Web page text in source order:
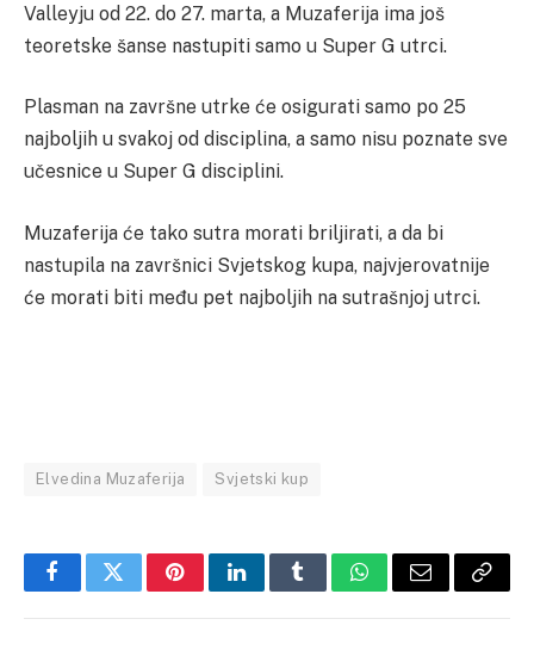
Valleyju od 22. do 27. marta, a Muzaferija ima još
teoretske šanse nastupiti samo u Super G utrci.
Plasman na završne utrke će osigurati samo po 25
najboljih u svakoj od disciplina, a samo nisu poznate sve
učesnice u Super G disciplini.
Muzaferija će tako sutra morati briljirati, a da bi
nastupila na završnici Svjetskog kupa, najvjerovatnije
će morati biti među pet najboljih na sutrašnjoj utrci.
Elvedina Muzaferija Svjetski kup
FacebookTwitterPinterestLinkedInTumblrWhatsApp
Email Copy